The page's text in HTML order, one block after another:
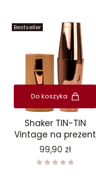
Bestseller
Do koszyka
Shaker TIN-TIN
Vintage na prezent
Cena
99,90 zł